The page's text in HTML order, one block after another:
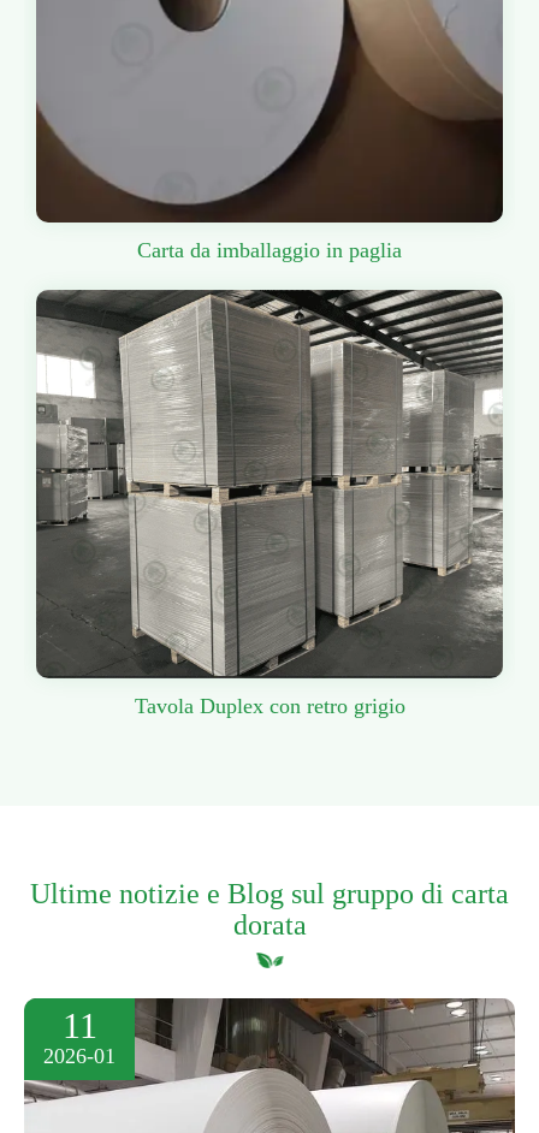
Carta da imballaggio in paglia
Tavola Duplex con retro grigio
Ultime notizie e Blog sul gruppo di carta
dorata
11
2026-01